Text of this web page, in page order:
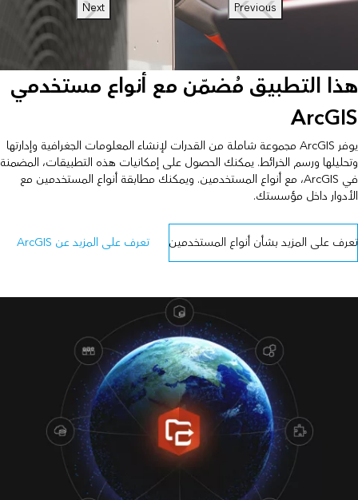
Previous
Next
هذا التطبيق مُضمّن مع أنواع مستخدمي
ArcGIS
يوفر ArcGIS مجموعة شاملة من القدرات لإنشاء المعلومات الجغرافية وإدارتها
وتحليلها ورسم الخرائط. يمكنك الحصول على إمكانيات هذه التطبيقات، المضمنة
في ArcGIS، مع أنواع المستخدمين. ويمكنك مطابقة أنواع المستخدمين مع
الأدوار داخل مؤسستك.
تعرف على المزيد بشأن أنواع المستخدمين تعرف على المزيد عن ArcGIS